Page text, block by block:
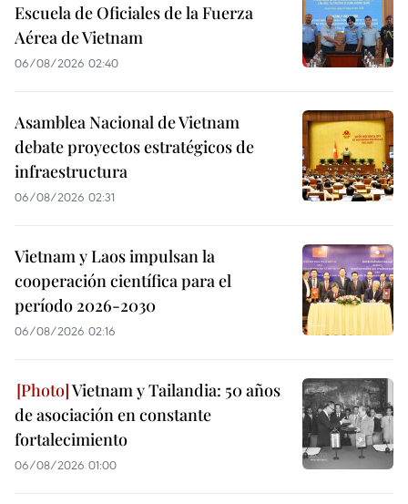
Escuela de Oficiales de la Fuerza
Aérea de Vietnam
06/08/2026 02:40
Asamblea Nacional de Vietnam
debate proyectos estratégicos de
infraestructura
06/08/2026 02:31
Vietnam y Laos impulsan la
cooperación científica para el
período 2026-2030
06/08/2026 02:16
Vietnam y Tailandia: 50 años
de asociación en constante
fortalecimiento
06/08/2026 01:00